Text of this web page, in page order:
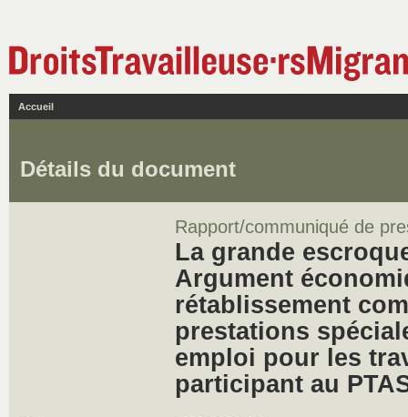
Accueil
Détails du document
Rapport/communiqué de
La grande
Argument
rétablissement
prestations
emploi pour les
participant au